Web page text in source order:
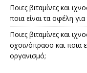
Ποιες βιταμίνες και
ποια είναι τα οφέλη
Ποιες βιταμίνες και
σχοινόπρασο και ποια
οργανισμό;